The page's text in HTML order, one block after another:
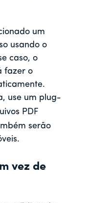
um
usando o
caso, o
fazer o
use um plug-
PDF
serão
vez de